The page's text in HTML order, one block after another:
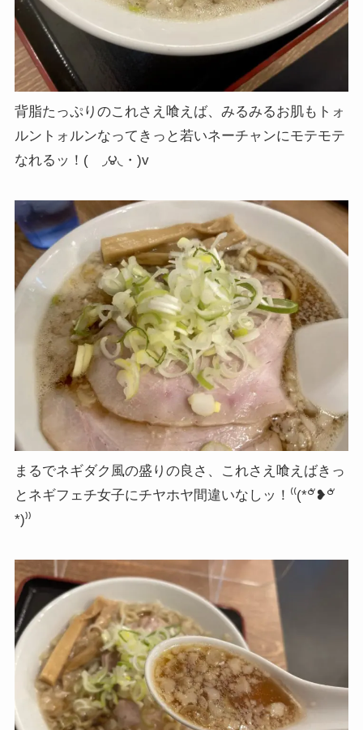
背脂たっぷりのこれさえ喰えば、みるみるお肌もトォ
ルントォルンなってきっと若いネーチャンにモテモテ
なれるッ！(ゝ◞౪◟・)v
まるでネギダク風の盛りの良さ、これさえ喰えばきっ
とネギフェチ女子にチヤホヤ間違いなしッ！⁽⁽(*꒪ั❥꒪ั
*)⁾⁾